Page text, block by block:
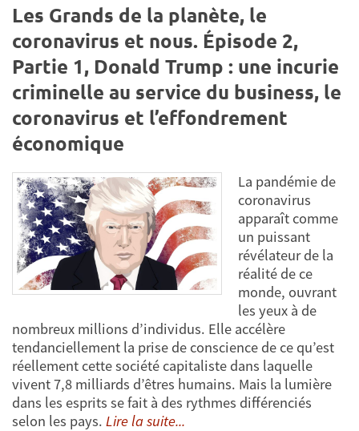
Les Grands de la planète, le
coronavirus et nous. Épisode 2,
Partie 1, Donald Trump : une incurie
criminelle au service du business, le
coronavirus et l’effondrement
économique
La pandémie de
coronavirus
apparaît comme
un puissant
révélateur de la
réalité de ce
monde, ouvrant
les yeux à de
nombreux millions d’individus. Elle accélère
tendanciellement la prise de conscience de ce qu’est
réellement cette société capitaliste dans laquelle
vivent 7,8 milliards d’êtres humains. Mais la lumière
dans les esprits se fait à des rythmes différenciés
selon les pays. Lire la suite...